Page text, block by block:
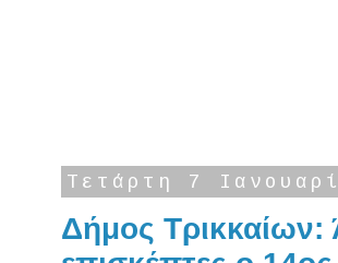
Τετάρτη 7
Δήμος Τρικκαίων: